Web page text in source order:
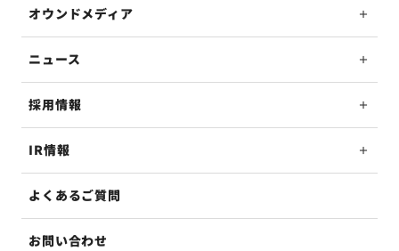
オウンドメディア
ニュース
採用情報
IR情報
よくあるご質問
お問い合わせ